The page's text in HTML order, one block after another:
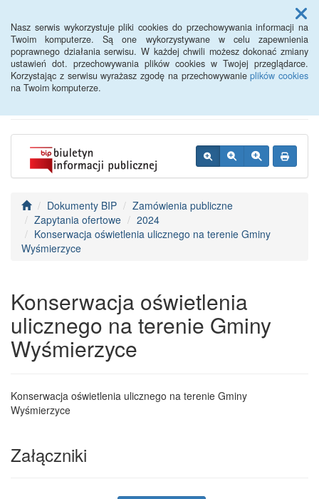
Nasz serwis wykorzystuje pliki cookies do przechowywania informacji na
Twoim komputerze. Są one wykorzystywane w celu zapewnienia
poprawnego działania serwisu. W każdej chwili możesz dokonać zmiany
ustawień dot. przechowywania plików cookies w Twojej przeglądarce.
Korzystając z serwisu wyrażasz zgodę na przechowywanieplików cookies
na Twoim komputerze.
Menu
BIP - Urząd Miejski
Wyśmierzyce
Dokumenty BIP
Zamówienia publiczne
Zapytania ofertowe
2024
Konserwacja oświetlenia ulicznego na terenie Gminy
Wyśmierzyce
Konserwacja oświetlenia
ulicznego na terenie Gminy
Wyśmierzyce
Konserwacja oświetlenia ulicznego na terenie Gminy
Wyśmierzyce
Załączniki